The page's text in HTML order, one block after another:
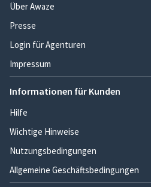
Über Awaze
Presse
Login für Agenturen
Impressum
Informationen für Kunden
Hilfe
Wichtige Hinweise
Nutzungsbedingungen
Allgemeine Geschäftsbedingungen